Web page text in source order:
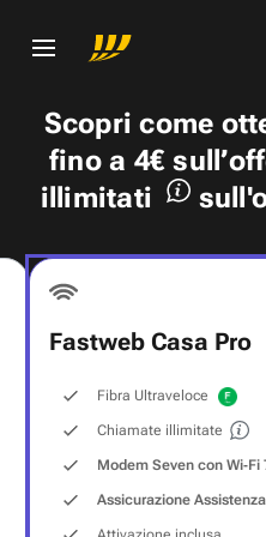
Scopri come
fino a 4€
illimitati
Fastweb Casa Pro
Fibra Ultraveloce
Chiamate illimitate
Modem Seven con Wi‑Fi
Assicurazione